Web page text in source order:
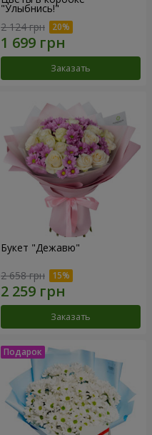
"Улыбнись!"
2 124 грн
Заказать
Букет "Дежавю"
2 658 грн
Заказать